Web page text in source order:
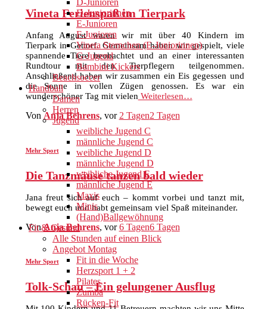
D-Junioren
D-Juniorinnen
E-Junioren
F-Junioren
Vineta Sternchen (E-Juniorinnen)
G-Jugend
Bambini Kickers
Beachsoccer
Handball
Damen
Herren
Jugend
weibliche Jugend C
männliche Jugend C
weibliche Jugend D
männliche Jugend D
weibliche Jugend E
männliche Jugend E
Maxis
Minis
(Hand)Ballgewöhnung
Fit & Gesund
Alle Stunden auf einen Blick
Angebot Montag
Fit in die Woche
Herzsport 1 + 2
Pilates
Zumba
Rücken-Fit
Vineta Ferienspaß im Tierpark
Anfang August waren wir mit über 40 Kindern im
Tierpark in Gettorf. Gemeinsam haben wir gespielt, viele
spannende Tiere beobachtet und an einer interessanten
Rundtour mit den Tierpflegern teilgenommen.
Anschließend haben wir zusammen ein Eis gegessen und
die Sonne in vollen Zügen genossen. Es war ein
wunderschöner Tag mit vielen Weiterlesen…
Von Anja Behrens, vor 2 Tagen2 Tagen
Mehr Sport
Die Tanzmäuse tanzen bald wieder
Jana freut sich auf euch – kommt vorbei und tanzt mit,
bewegt euch und habt gemeinsam viel Spaß miteinander.
VonAnja Behrens, vor6 Tagen6 Tagen
Mehr Sport
Tolk-Schau – Ein gelungener Ausflug